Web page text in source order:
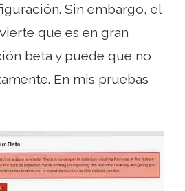
Sin embargo, el
que es en gran
beta y puede que no
En mis pruebas